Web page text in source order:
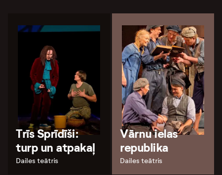
Trīs Sprīdīši:
turp un atpakaļ
Dailes teātris
Vārnu ielas
republika
Dailes teātris